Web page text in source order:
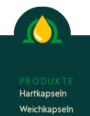
PRODUKTE
Hartkapseln
Weichkapseln